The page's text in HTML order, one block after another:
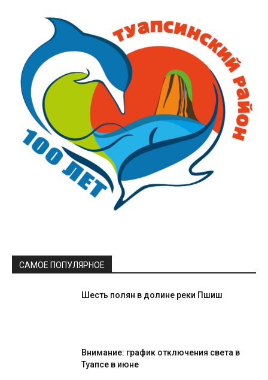
САМОЕ ПОПУЛЯРНОЕ
Шесть полян в долине реки Пшиш
Внимание: график отключения света в
Туапсе в июне